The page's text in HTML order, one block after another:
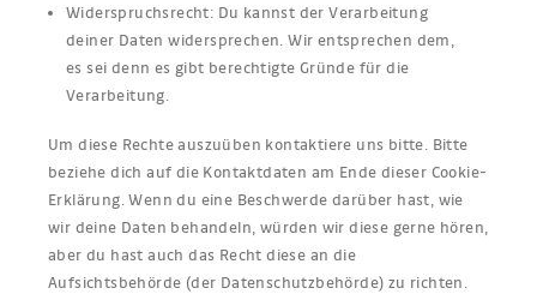
Widerspruchsrecht: Du kannst der Verarbeitung
deiner Daten widersprechen. Wir entsprechen dem,
es sei denn es gibt berechtigte Gründe für die
Verarbeitung.
Um diese Rechte auszuüben kontaktiere uns bitte. Bitte
beziehe dich auf die Kontaktdaten am Ende dieser Cookie-
Erklärung. Wenn du eine Beschwerde darüber hast, wie
wir deine Daten behandeln, würden wir diese gerne hören,
aber du hast auch das Recht diese an die
Aufsichtsbehörde (der Datenschutzbehörde) zu richten.